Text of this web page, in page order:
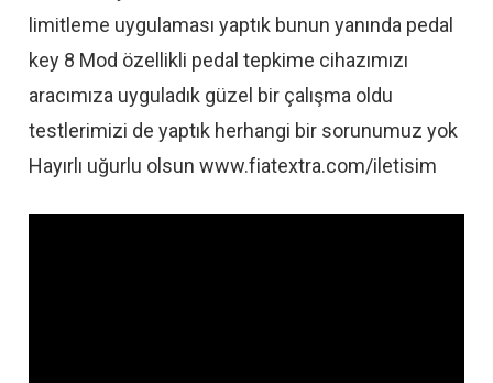
limitleme uygulaması yaptık bunun yanında pedal
key 8 Mod özellikli pedal tepkime cihazımızı
aracımıza uyguladık güzel bir çalışma oldu
testlerimizi de yaptık herhangi bir sorunumuz yok
Hayırlı uğurlu olsun www.fiatextra.com/iletisim